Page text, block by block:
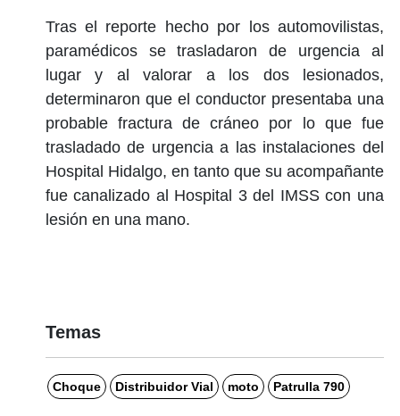
Tras el reporte hecho por los automovilistas,
paramédicos se trasladaron de urgencia al
lugar y al valorar a los dos lesionados,
determinaron que el conductor presentaba una
probable fractura de cráneo por lo que fue
trasladado de urgencia a las instalaciones del
Hospital Hidalgo, en tanto que su acompañante
fue canalizado al Hospital 3 del IMSS con una
lesión en una mano.
Temas
Choque Distribuidor Vial moto Patrulla 790